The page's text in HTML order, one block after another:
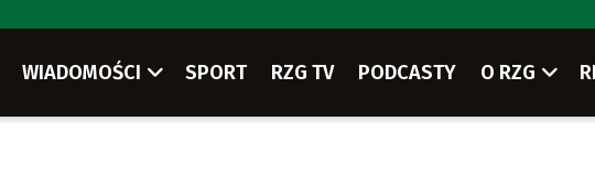
WIADOMOŚCI SPORT RZG TV PODCASTY O RZG